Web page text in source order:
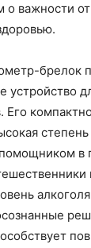
важности
брелок
устройство
Его
в